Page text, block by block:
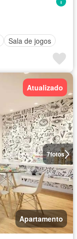
Sala de jogos
7fotos
Atualizado
Apartamento